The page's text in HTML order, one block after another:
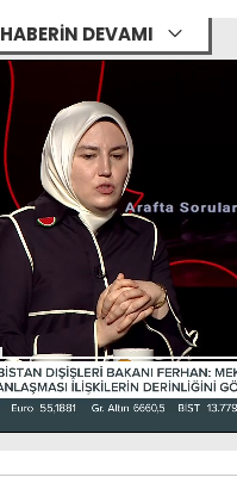
HABERİN DEVAMI